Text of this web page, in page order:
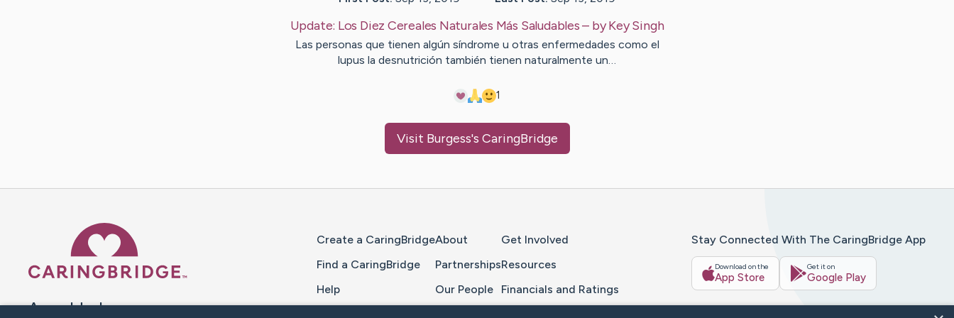
Update: Los Diez Cereales Naturales Más Saludables – byKeySingh
Las personas que tienen algún síndrome u otras enfermedades como el
lupus la desnutrición también tienen naturalmente un…
1
Visit Burgess's CaringBridge
A world where no one goes
Create a CaringBridge
Find a CaringBridge
Help
About
Partnerships
Our People
Get Involved
Resources
Financials and Ratings
Stay Connected With The CaringBridge App
Download on the
App Store
Get it on
Google Play